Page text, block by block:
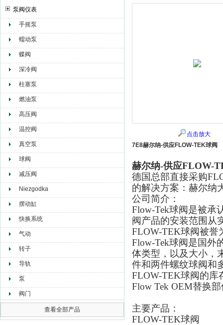
赫尔纳贸易（大连）有限公司
泵阀仪表
手摇泵
蠕动泵
蝶阀
深冷阀
柱塞泵
燃油泵
高压阀
温控阀
真空泵
球阀
减压阀
Niezgodka
摆动缸
快换系统
气动
转子
导轨
泵
阀门
查看全部产品
点击放大
7E8赫尔纳-供应FLOW-TEK球阀
赫尔纳-供应FLOW-
德国总部直接采购
的解决方案：赫尔纳
公司简介：
Flow-Tek球阀是被承
阀产品的安装范围从
FLOW-TEK球阀被誉
Flow-Tek球阀是国外
体类型，以及大小，
件和两件螺纹球阀和
FLOW-TEK球阀的库
Flow Tek OEM替换
主要产品：
FLOW-TEK球阀